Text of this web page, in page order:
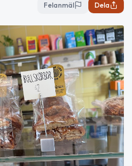
Felanmäl Dela